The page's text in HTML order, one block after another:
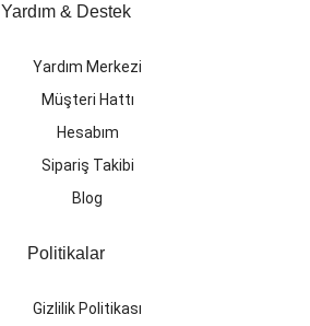
Yardım & Destek
Yardım Merkezi
Müşteri Hattı
Hesabım
Sipariş Takibi
Blog
Politikalar
Gizlilik Politikası